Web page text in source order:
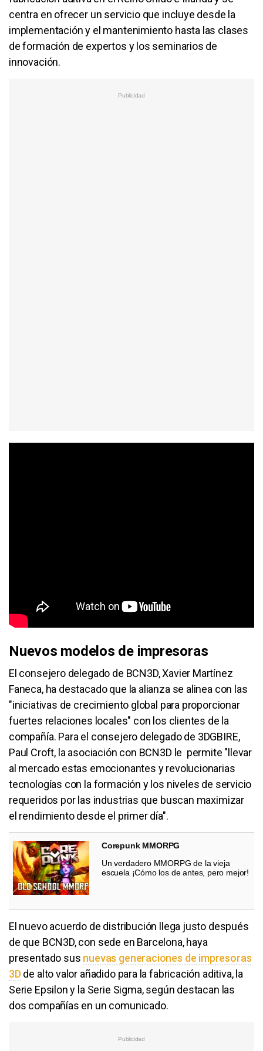
centra en ofrecer un servicio que incluye desde la
implementación y el mantenimiento hasta las clases
de formación de expertos y los seminarios de
innovación.
Nuevos modelos de impresoras
El consejero delegado de BCN3D, Xavier Martínez
Faneca, ha destacado que la alianza se alinea con las
"iniciativas de crecimiento global para proporcionar
fuertes relaciones locales" con los clientes de la
compañía. Para el consejero delegado de 3DGBIRE,
Paul Croft, la asociación con BCN3D le permite "llevar
al mercado estas emocionantes y revolucionarias
tecnologías con la formación y los niveles de servicio
requeridos por las industrias que buscan maximizar
el rendimiento desde el primer día".
Corepunk MMORPG
Un verdadero MMORPG de la vieja
escuela ¡Cómo los de antes, pero mejor!
El nuevo acuerdo de distribución llega justo después
de que BCN3D, con sede en Barcelona, haya
presentado sus nuevas generaciones de impresoras
3Dde alto valor añadido para la fabricación aditiva, la
Serie Epsilon y la Serie Sigma, según destacan las
dos compañías en un comunicado.